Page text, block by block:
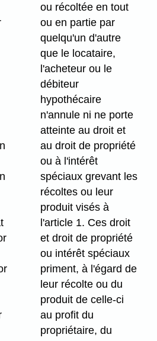
ou récoltée en tout
ou en partie par
quelqu'un d'autre
que le locataire,
l'acheteur ou le
débiteur
hypothécaire
n'annule ni ne porte
atteinte au droit et
au droit de propriété
ou à l'intérêt
spéciaux grevant les
récoltes ou leur
produit visés à
l'article 1. Ces droit
et droit de propriété
ou intérêt spéciaux
priment, à l'égard de
leur récolte ou du
produit de celle-ci
au profit du
propriétaire, du